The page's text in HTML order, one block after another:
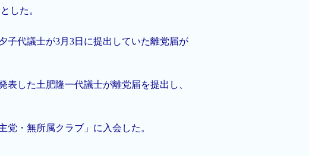
した。
子代議士が3月3日に提出していた離党届が
した土肥隆一代議士が離党届を提出し、
・無所属クラブ」に入会した。